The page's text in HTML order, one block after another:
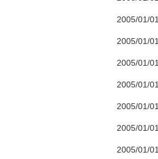
2005/01/01
2005/01/01
2005/01/01
2005/01/01
2005/01/01
2005/01/01
2005/01/01